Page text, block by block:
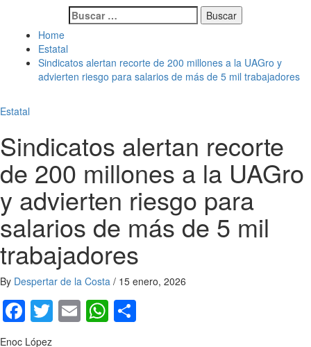
Buscar:
Home
Estatal
Sindicatos alertan recorte de 200 millones a la UAGro y
advierten riesgo para salarios de más de 5 mil trabajadores
Estatal
Sindicatos alertan recorte
de 200 millones a la UAGro
y advierten riesgo para
salarios de más de 5 mil
trabajadores
By Despertar de la Costa / 15 enero, 2026
Facebook
Twitter
EmailWhatsApp
Enoc López